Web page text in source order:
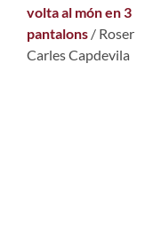
volta al món en 3
pantalons / Roser
Carles Capdevila